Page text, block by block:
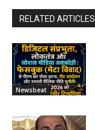
RELATED ARTICLES
Newsbeat